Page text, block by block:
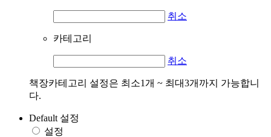
취소
카테고리
취소
책장카테고리 설정은 최소1개 ~ 최대3개까지 가능합니
다.
Default 설정
설정